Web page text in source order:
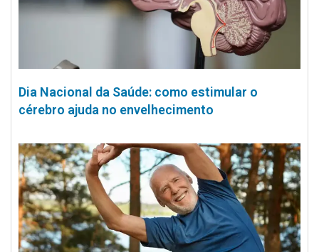
Dia Nacional da Saúde: como estimular o
cérebro ajuda no envelhecimento